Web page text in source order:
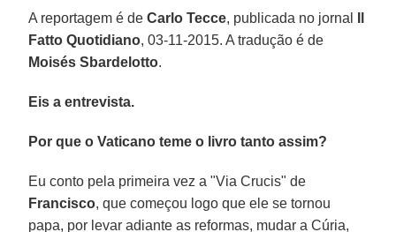
A reportagem é deCarlo Tecce, publicada no jornal
Fatto Quotidiano, 03-11-2015. A tradução é de
Moisés Sbardelotto.
Eis a entrevista.
Por que o Vaticano teme o livro tanto assim?
Eu conto pela primeira vez a "Via Crucis" de
Francisco, que começou logo que ele se tornou
papa, por levar adiante as reformas, mudar a Cúria,